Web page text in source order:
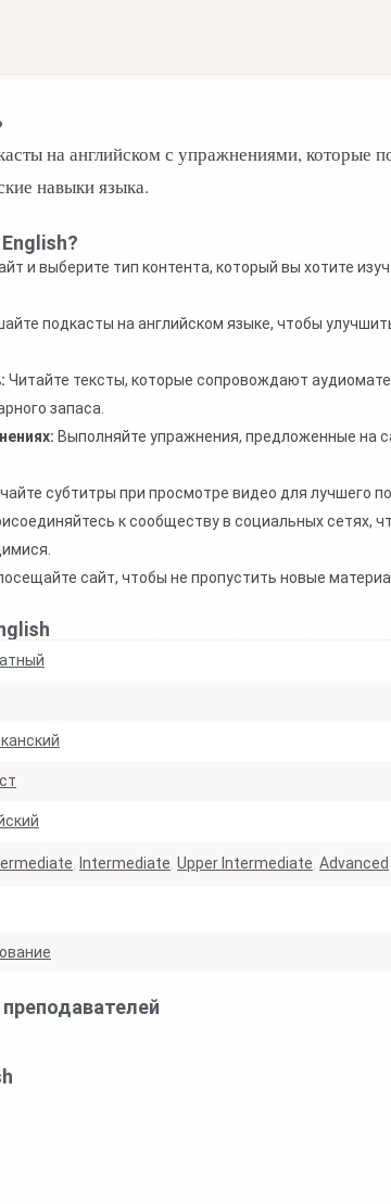
на английском с упражнениями, которые
навыки языка.
и выберите тип контента, который вы хотите
подкасты на английском языке, чтобы
Читайте тексты, которые сопровождают
запаса.
Выполняйте упражнения, предложенные на
субтитры при просмотре видео для лучшего
к сообществу в социальных сетях,
сайт, чтобы не пропустить новые
Intermediate Upper Intermediate Advanced